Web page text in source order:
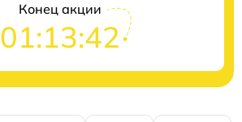
Конец акции
01:13:41